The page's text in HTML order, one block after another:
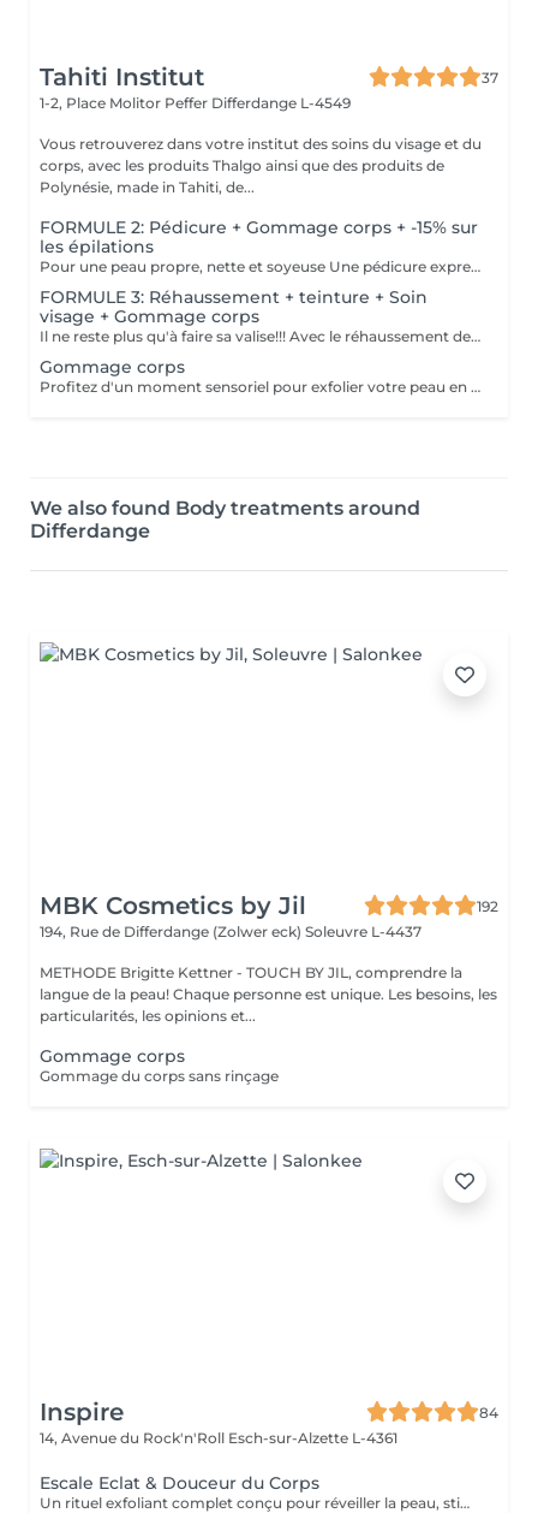
Tahiti Institut
37
1-2, Place Molitor Peffer Differdange L-4549
Vous retrouverez dans votre institut des soins du visage et du
corps, avec les produits Thalgo ainsi que des produits de
Polynésie, made in Tahiti, de...
FORMULE 2: Pédicure + Gommage corps + -15% sur
les épilations
Pour une peau propre, nette et soyeuse Une pédicure express au choix rape ou trempage + Coupe et limage des ongles Un gommage du corps (Monoï ou coco) parfait pour préparer la peau au bronzage -15 % Sur toutes vos épilations ( à rajouter à votre RDV) Pour plus de précision, n'hésitez pas whatsapp, SMS ou appel au 661 555 858
FORMULE 3: Réhaussement + teinture + Soin
visage + Gommage corps
Il ne reste plus qu'à faire sa valise!!! Avec le réhaussement des cils et la teinture, plus besoin de mascara, la tranquillité assurée pendant les vacances Soin du visage Bora Bora ( gommage et massage à l'huile de coco) Gommage corps (monoï ou coco) parfait pour préparer la peau à l'été, au soleil, à la plage, au bronzage Pour plus de précision, n'hésitez pas whatsapp, SMS ou appel au 661 555 858
Gommage corps
Profitez d'un moment sensoriel pour exfolier votre peau en douceur. En soin seul avec une crème ou encore mieux, avant un massage pour préparer la peau. Pour préparer la peau au soleil, réparer après une exposition, un moment de relaxation, ne rater l'occasion de faire du bien à votre peau et votre corps
We also found Body treatments around
Differdange
MBK Cosmetics by Jil
192
194, Rue de Differdange (Zolwer eck) Soleuvre L-4437
METHODE Brigitte Kettner - TOUCH BY JIL, comprendre la
langue de la peau! Chaque personne est unique. Les besoins, les
particularités, les opinions et...
Gommage corps
Gommage du corps sans rinçage
Inspire
84
14, Avenue du Rock'n'Roll Esch-sur-Alzette L-4361
Escale Eclat & Douceur du Corps
Un rituel exfoliant complet conçu pour réveiller la peau, stimuler les tissus et offrir une sensation de renouveau. Réalisé sur l'ensemble du corps, ce soin associe une exfoliation au Gotu Kola et aux actifs végétaux afin d'éliminer les cellules mortes, d'affiner le grain de peau et de favoriser le renouvellement cutané. Les gestes enveloppants stimulent également la microcirculation et procurent une sensation immédiate de légèreté. Après une douche, l'application d'un soin corps au Gotu Kola et au Lotus vient nourrir, assouplir et sublimer la peau tout en prolongeant les bienfaits du rituel. La peau retrouve douceur, éclat et confort, prête à accueillir les beaux jours et les expositions estivales. Une peau lumineuse, soyeuse et délicatement satinée pour briller tout l'été !